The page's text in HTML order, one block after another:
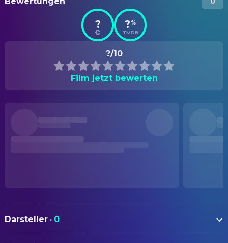
? ? %
TMDB
?/10
Film jetzt bewerten
Darsteller · 0